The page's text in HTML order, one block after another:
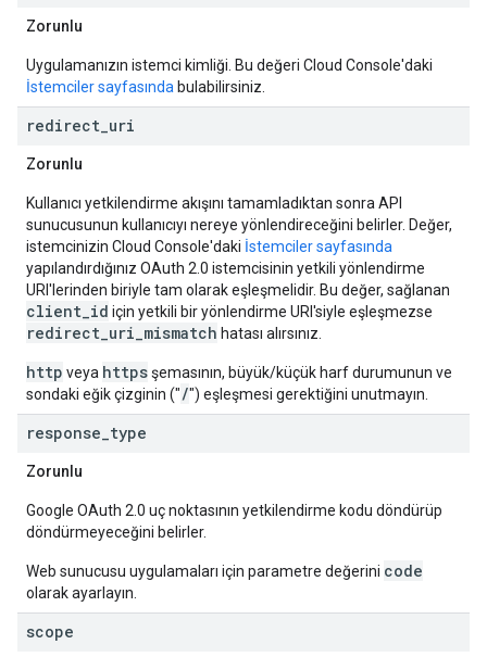
Zorunlu
Uygulamanızın istemci kimliği. Bu değeri Cloud Console'daki
İstemciler sayfasında bulabilirsiniz.
redirect uri
Zorunlu
Kullanıcı yetkilendirme akışını tamamladıktan sonra API
sunucusunun kullanıcıyı nereye yönlendireceğini belirler. Değer,
istemcinizin Cloud Console'daki İstemciler sayfasında
yapılandırdığınız OAuth 2.0 istemcisinin yetkili yönlendirme
URI'lerinden biriyle tam olarak eşleşmelidir. Bu değer, sağlanan
client_id için yetkili bir yönlendirme URI'siyle eşleşmezse
redirect_uri_mismatch hatası alırsınız.
http veya httpsşemasının, büyük/küçük harf durumunun ve
sondaki eğik çizginin ("/") eşleşmesi gerektiğini unutmayın.
response type
Zorunlu
Google OAuth 2.0 uç noktasının yetkilendirme kodu döndürüp
döndürmeyeceğini belirler.
Web sunucusu uygulamaları için parametre değerini code
olarak ayarlayın.
scope